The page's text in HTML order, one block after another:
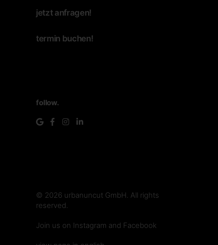
jetzt anfragen!
termin buchen!
follow.
© 2026 urbanuncut GmbH. All rights
reserved.
Join us on Instagram and Facebook